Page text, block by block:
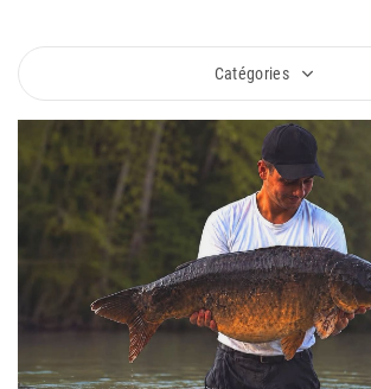
Catégories